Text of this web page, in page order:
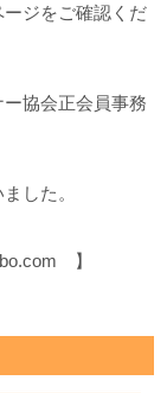
ジをご確認くだ
協会正会員事務
した。
】